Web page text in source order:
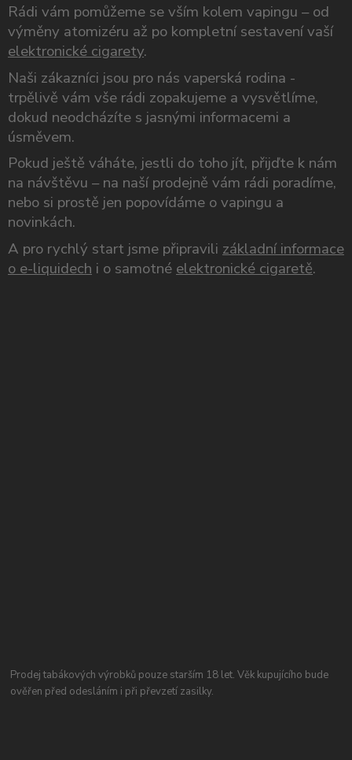
Rádi vám pomůžeme se vším kolem vapingu – od
výměny atomizéru až po kompletní sestavení vaší
elektronické cigarety.
Naši zákazníci jsou pro nás vaperská rodina -
trpělivě vám vše rádi zopakujeme a vysvětlíme,
dokud neodcházíte s jasnými informacemi a
úsměvem.
Pokud ještě váháte, jestli do toho jít, přijďte k nám
na návštěvu – na naší prodejně vám rádi poradíme,
nebo si prostě jen popovídáme o vapingu a
novinkách.
A pro rychlý start jsme připravili základní informace
o e-liquidech i o samotnéelektronické cigaretě.
Prodej tabákových výrobků pouze starším 18 let. Věk kupujícího bude
ověřen před odesláním i při převzetí zasilky.